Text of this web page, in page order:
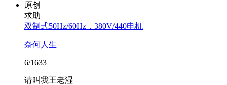
原创
求助
双制式50Hz/60Hz，380V/440电机
奈何人生
6/1633
请叫我王老湿